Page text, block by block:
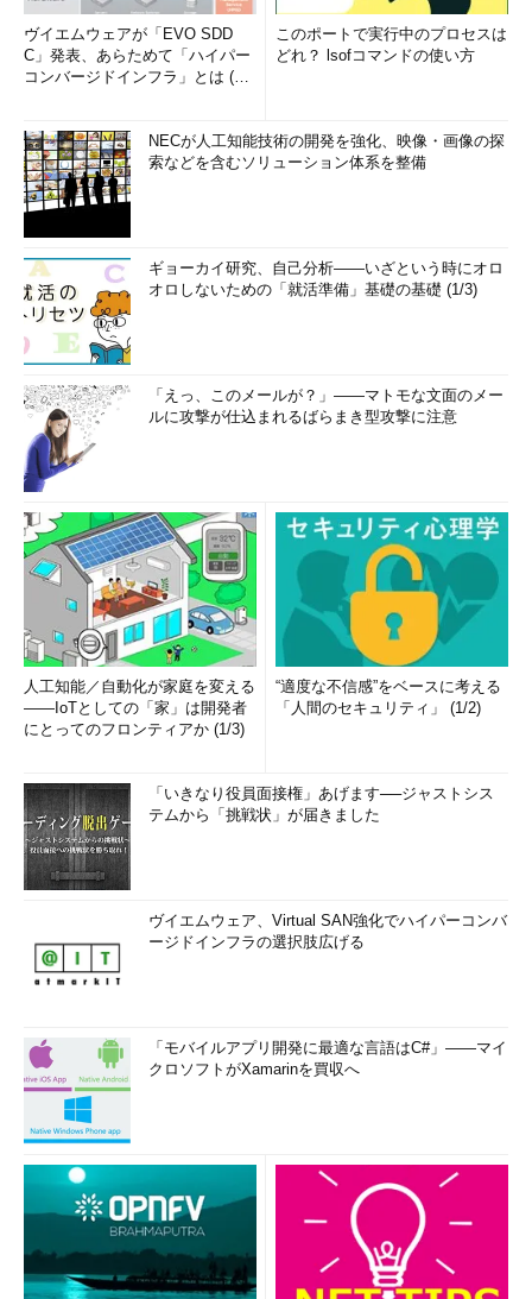
自動ログオンが無効になると、このよう
なメッセージが表示される。
自動ログオンが有効化されたシステムであっても、一時的に自
動ログオンを無効にできる（これはAutologonツールに限った話
ではない）。その方法は簡単で、システムの再起動時、ロゴ画面
が表示されたあたりから［Shift］キーをずっと押しているだけで
ある。こうすると自動ログオン機能が無効になり、ユーザーは通
常のログオン手続きができるようになる。
●コマンドラインから自動ログオンを設定する
を表示させずに自動ログオンを設定できる。コマンドプロンプト
を開き、「Autologon＜ユーザー名＞ ＜ドメイン名＞ ＜パスワ
ード＞
」のように指定する。パラメータは常に3つで、省略はで
きない。
※自動ログオンの設定例
C:\> autologon user01 exampledomain mysecret123
■この記事と関連性の高い別の記事
システムに自動ログオンする方法（ユーザー管理ツール
編）（TIPS）
システムに自動ログオンする方法（TweakUI編）
（TIPS）
システムに自動ログオンする（Windows 7／Windows
ログオンを省略してWindows 2000を利用できるようにす
るには（レジストリによる設定法）（TIPS）
Windowsのようこそ画面でローカルアカウントでログオ
ンする
システムに自動サインインする（Windows 8／Windows
Server 2012編）
前回ログオン時のユーザー名を非表示にする
（TIPS）
キャッシュされたログオンを無効にする
（TIPS）
ヴイエムウェアが「EVO SDD
C」発表、あらためて「ハイパー
コンバージドインフラ」とは (1/
このポートで実行中のプロセスは
どれ？ lsofコマンドの使い方
NECが人工知能技術の開発を強化、映像・画像の探
索などを含むソリューション体系を整備
ギョーカイ研究、自己分析――いざという時にオロ
オロしないための「就活準備」基礎の基礎 (1/3)
「えっ、このメールが？」――マトモな文面のメー
ルに攻撃が仕込まれるばらまき型攻撃に注意
人工知能／自動化が家庭を変える
――IoTとしての「家」は開発者
にとってのフロンティアか (1/3)
“適度な不信感”をベースに考える
「人間のセキュリティ」 (1/2)
「いきなり役員面接権」あげます──ジャストシス
テムから「挑戦状」が届きました
ヴイエムウェア、Virtual SAN強化でハイパーコンバ
ージドインフラの選択肢広げる
「モバイルアプリ開発に最適な言語はC#」――マイ
クロソフトがXamarinを買収へ